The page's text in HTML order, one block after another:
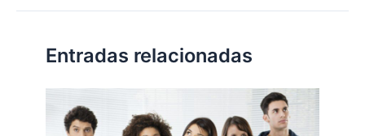
Entradas relacionadas